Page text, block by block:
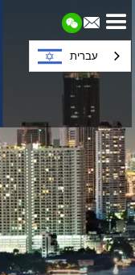
עברית